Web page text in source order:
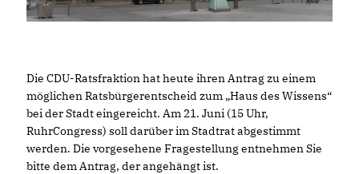
Die CDU-Ratsfraktion hat heute ihren Antrag zu einem
möglichen Ratsbürgerentscheid zum „Haus des Wissens“
bei der Stadt eingereicht. Am 21. Juni (15 Uhr,
RuhrCongress) soll darüber im Stadtrat abgestimmt
werden. Die vorgesehene Fragestellung entnehmen Sie
bitte dem Antrag, der angehängt ist.